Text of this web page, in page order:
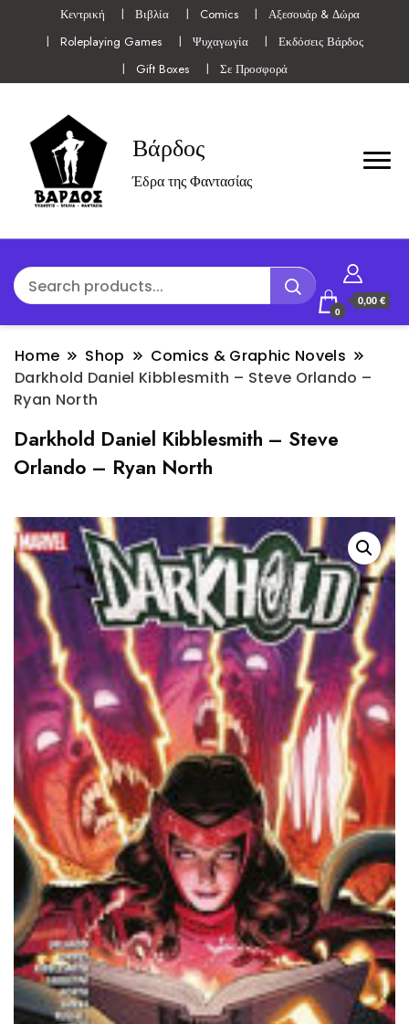
Κεντρική Βιβλία Comics
Αξεσουάρ & Δώρα
Roleplaying Games
Ψυχαγωγία
Εκδόσεις Βάρδος
Gift Boxes
Σε Προσφορά
Βάρδος
Έδρα της Φαντασίας
0
0,00 €
Home Shop
Comics & Graphic Novels
Darkhold Daniel Kibblesmith – Steve Orlando –
Ryan North
Darkhold Daniel Kibblesmith – Steve
Orlando – Ryan North